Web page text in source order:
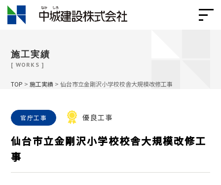
施工実績
[ WORKS ]
TOP >施工実績 >仙台市立金剛沢小学校校舎大規模改修工事
官庁工事 優良工事
仙台市立金剛沢小学校校舎大規模改修工
事